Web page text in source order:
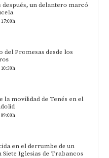
después, un delantero marcó
17:00h
del Promesas desde los
10:30h
la movilidad de Tenés en el
09:00h
en el derrumbe de un
Siete Iglesias de Trabancos